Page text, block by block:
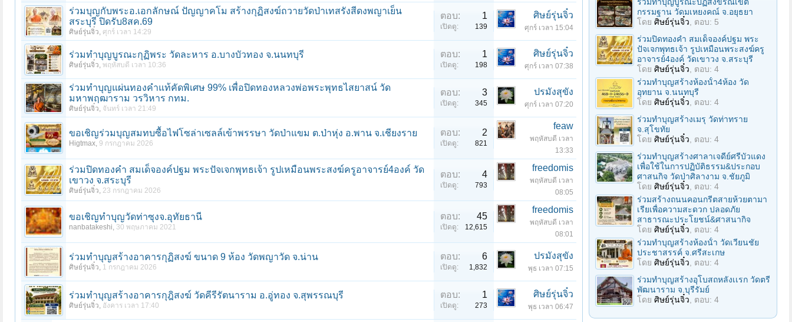
ร่วมบุญกับพระอ.เอกลักษณ์ ปัญญาคโม สร้างกุฏิสงฆ์ถวายวัดป่าเทสรังสีดงพญาเย็น
สระบุรี ปิดรับ8สค.69
ศิษย์รุ่นจิ๋ว, ศุกร์ เวลา 14:29
ตอบ: 1
เปิดดู: 139
ศิษย์รุ่นจิ๋ว
ศุกร์ เวลา 15:04
ร่วมทําบุญบูรณะกุฏิพระ วัดละหาร อ.บางบัวทอง จ.นนทบุรี
ศิษย์รุ่นจิ๋ว, พฤหัสบดี เวลา 10:36
ตอบ: 1
เปิดดู: 198
ศิษย์รุ่นจิ๋ว
ศุกร์ เวลา 07:38
ร่วมทําบุญแผ่นทองคำแท้คัดพิเศษ 99% เพื่อปิดทองหลวงพ่อพระพุทธไสยาสน์ วัด
มหาพฤฒาราม วรวิหาร กทม.
ศิษย์รุ่นจิ๋ว, จันทร์ เวลา 21:49
ตอบ: 3
เปิดดู: 345
ปรมังสุขัง
ศุกร์ เวลา 07:20
ขอเชิญร่วมบุญสมทบซื้อไฟโซล่าเซลล์เข้าพรรษา วัดป่าแขม ต.ป่าหุ่ง อ.พาน จ.เชียงราย
Higtmax, 9 กรกฎาคม 2026
ตอบ: 2
เปิดดู: 821
feaw
พฤหัสบดี เวลา
13:33
ร่วมปิดทองคํา สมเด็จองค์ปฐม พระปัจเจกพุทธเจ้า รูปเหมือนพระสงฆ์ครูอาจารย์4องค์ วัด
เขาวง จ.สระบุรี
ศิษย์รุ่นจิ๋ว, 23 กรกฎาคม 2026
ตอบ: 4
เปิดดู: 793
freedomis
พฤหัสบดี เวลา
08:05
ขอเชิญทำบุญวัดท่าซุงจ.อุทัยธานี
nanbatakeshi, 30 พฤษภาคม 2021
ตอบ: 45
เปิดดู: 12,615
freedomis
พฤหัสบดี เวลา
08:01
ร่วมทําบุญสร้างอาคารกุฏิสงฆ์ ขนาด 9 ห้อง วัดพญาวัด จ.น่าน
ศิษย์รุ่นจิ๋ว, 1 กรกฎาคม 2026
ตอบ: 6
เปิดดู: 1,832
ปรมังสุขัง
พุธ เวลา 07:15
ร่วมทำบุญสร้างอาคารกุฎิสงฆ์ วัดคีรีรัตนาราม อ.อู่ทอง จ.สุพรรณบุรี
ศิษย์รุ่นจิ๋ว, อังคาร เวลา 17:40
ตอบ: 1
เปิดดู: 273
ศิษย์รุ่นจิ๋ว
พุธ เวลา 06:47
กรรมฐาน วัดมเหยงคณ์ จ.อยุธยา
โดย ศิษย์รุ่นจิ๋ว , ตอบ: 5
ร่วมปิดทองคํา สมเด็จองค์ปฐม พระ
ปัจเจกพุทธเจ้า รูปเหมือนพระสงฆ์ครู
อาจารย์4องค์ วัดเขาวง จ.สระบุรี
โดย ศิษย์รุ่นจิ๋ว , ตอบ: 4
ร่วมทําบุญสร้างห้องนั้า4ห้อง วัด
อุทยาน จ.นนทบุรี
โดย ศิษย์รุ่นจิ๋ว , ตอบ: 4
ร่วมทําบุญสร้างเมรุ วัดท่าทราย
จ.สุโขทัย
โดย ศิษย์รุ่นจิ๋ว , ตอบ: 4
ร่วมทําบุญสร้างศาลาเจดีย์ศรีบัวแดง
เพื่อใช้ในการปฏิบัติธรรม&ประกอบ
ศาสนกิจ วัดป่าศิลางาม จ.ชัยภูมิ
โดย ศิษย์รุ่นจิ๋ว , ตอบ: 4
ร่วมสร้างถนนคอนกรีตสายห้วยตามา
เรียเพื่อความสะดวก ปลอดภัย
สาธารณะประโยชน์&ศาสนากิจ
โดย ศิษย์รุ่นจิ๋ว , ตอบ: 4
ร่วมทําบุญสร้างห้องนั้า วัดเวียนชัย
ประชาสรรค์ จ.ศรีสะเกษ
โดย ศิษย์รุ่นจิ๋ว , ตอบ: 4
ร่วมทําบุญสร้างอุโบสถหลังเเรก วัดตรี
พัฒนาราม จ.บุรีรัมย์
โดย ศิษย์รุ่นจิ๋ว , ตอบ: 4